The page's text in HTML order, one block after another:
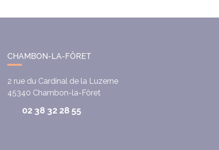
CHAMBON-LA-FÔRET
2 rue du Cardinal de la Luzerne
45340 Chambon-la-Fôret
02 38 32 28 55